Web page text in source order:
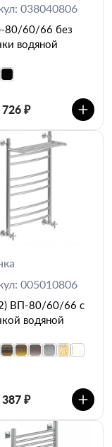
038040806
80/60/66 без
водяной
₽
005010806
ВП-80/60/66 с
водяной
₽